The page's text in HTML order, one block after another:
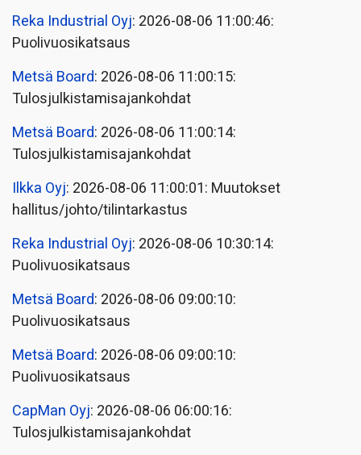
Reka Industrial Oyj: 2026-08-06 11:00:46:
Puolivuosikatsaus
Metsä Board: 2026-08-06 11:00:15:
Tulosjulkistamisajankohdat
Metsä Board: 2026-08-06 11:00:14:
Tulosjulkistamisajankohdat
Ilkka Oyj: 2026-08-06 11:00:01: Muutokset
hallitus/johto/tilintarkastus
Reka Industrial Oyj: 2026-08-06 10:30:14:
Puolivuosikatsaus
Metsä Board: 2026-08-06 09:00:10:
Puolivuosikatsaus
Metsä Board: 2026-08-06 09:00:10:
Puolivuosikatsaus
CapMan Oyj: 2026-08-06 06:00:16:
Tulosjulkistamisajankohdat